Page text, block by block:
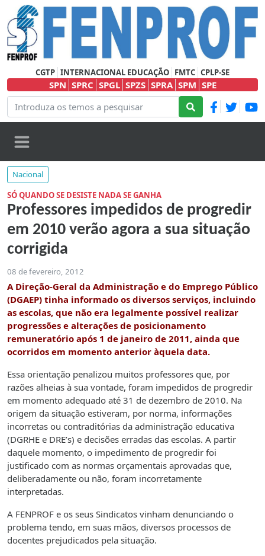
CGTP INTERNACIONAL EDUCAÇÃO FMTC CPLP-SE
SPN SPRC SPGL SPZS SPRA SPM SPE
Nacional
SÓ QUANDO SE DESISTE NADA SE GANHA
Professores impedidos de progredir
em 2010 verão agora a sua situação
corrigida
08 de fevereiro, 2012
A Direção-Geral da Administração e do Emprego Público
(DGAEP) tinha informado os diversos serviços, incluindo
as escolas, que não era legalmente possível realizar
progressões e alterações de posicionamento
remuneratório após 1 de janeiro de 2011, ainda que
ocorridos em momento anterior àquela data.
Essa orientação penalizou muitos professores que, por
razões alheias à sua vontade, foram impedidos de progredir
em momento adequado até 31 de dezembro de 2010. Na
origem da situação estiveram, por norma, informações
incorretas ou contraditórias da administração educativa
(DGRHE e DRE’s) e decisões erradas das escolas. A partir
daquele momento, o impedimento de progredir foi
justificado com as normas orçamentais aprovadas que,
deliberadamente ou não, foram incorretamente
interpretadas.
A FENPROF e os seus Sindicatos vinham denunciando o
problema tendo, em suas mãos, diversos processos de
docentes prejudicados pela situação.